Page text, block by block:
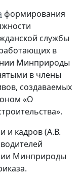
формирования
службы
в
Минприроды
в члены
создаваемых
«О
и кадров (А.В.
Минприроды